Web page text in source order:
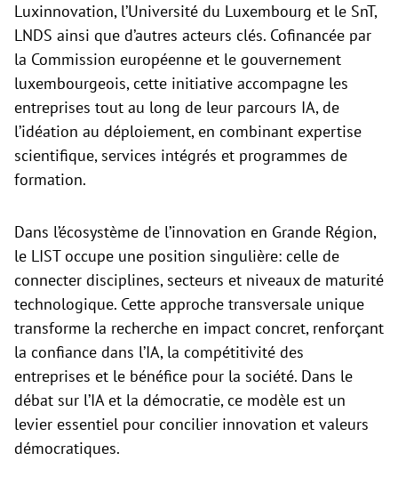
Luxinnovation, l’Université du Luxembourg et le SnT,
LNDS ainsi que d’autres acteurs clés. Cofinancée par
la Commission européenne et le gouvernement
luxembourgeois, cette initiative accompagne les
entreprises tout au long de leur parcours IA, de
l’idéation au déploiement, en combinant expertise
scientifique, services intégrés et programmes de
formation.
Dans l’écosystème de l’innovation en Grande Région,
le LIST occupe une position singulière: celle de
connecter disciplines, secteurs et niveaux de maturité
technologique. Cette approche transversale unique
transforme la recherche en impact concret, renforçant
la confiance dans l’IA, la compétitivité des
entreprises et le bénéfice pour la société. Dans le
débat sur l’IA et la démocratie, ce modèle est un
levier essentiel pour concilier innovation et valeurs
démocratiques.